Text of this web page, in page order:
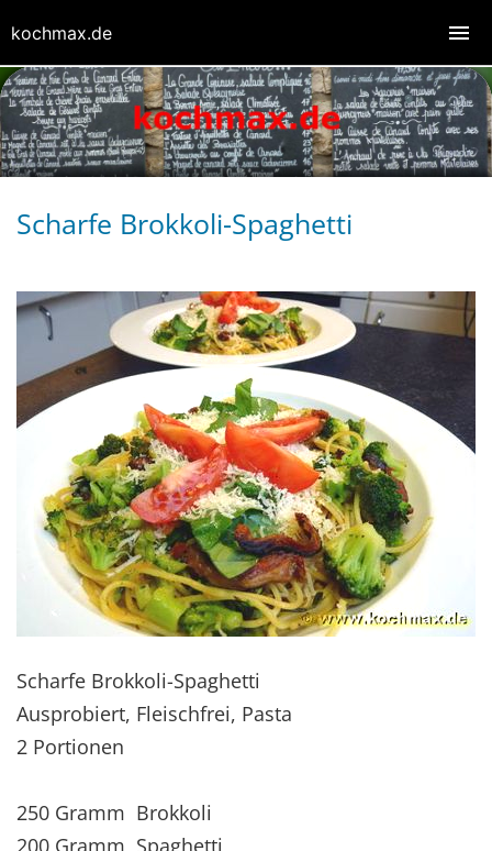
Scharfe Brokkoli-Spaghetti
Scharfe Brokkoli-Spaghetti
Ausprobiert, Fleischfrei, Pasta
2 Portionen
250 Gramm Brokkoli
200 Gramm Spaghetti
kochmax.de